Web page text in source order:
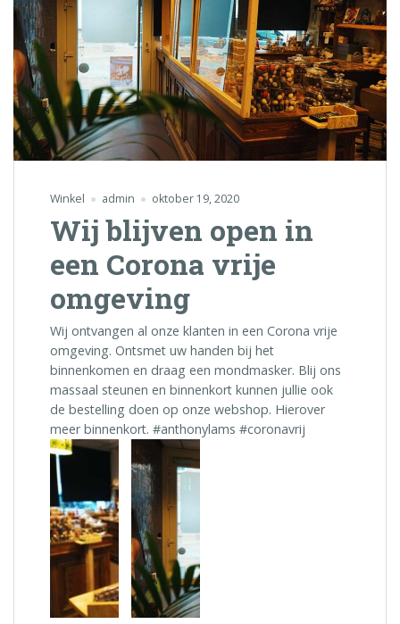
Winkel admin oktober 19, 2020
Wij blijven open in
een Corona vrije
omgeving
Wij ontvangen al onze klanten in een Corona vrije
omgeving. Ontsmet uw handen bij het
binnenkomen en draag een mondmasker. Blij ons
massaal steunen en binnenkort kunnen jullie ook
de bestelling doen op onze webshop. Hierover
meer binnenkort. #anthonylams #coronavrij